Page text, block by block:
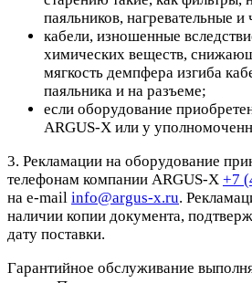
паяльников, нагревательные
кабели, изношенные
химических веществ,
мягкость демпфера изгиба
паяльника и на разъеме;
если оборудование
ARGUS-X или у
3. Рекламации на оборудование
телефонам компании ARGUS-X +7
на e-mail info@argus-x.ru.
наличии копии документа,
дату поставки.
Гарантийное обслуживание